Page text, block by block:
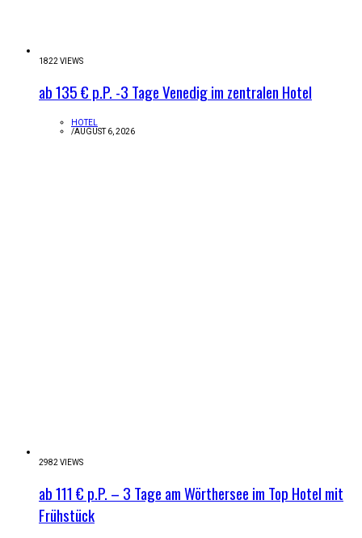
1822 VIEWS
ab 135 € p.P. -3 Tage Venedig im zentralen Hotel
HOTEL
/AUGUST 6, 2026
2982 VIEWS
ab 111 € p.P. – 3 Tage am Wörthersee im Top Hotel mit
Frühstück